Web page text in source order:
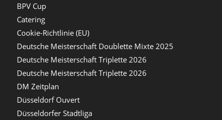
BPV Cup
Catering
Cookie-Richtlinie (EU)
Deutsche Meisterschaft Doublette Mixte 2025
Deutsche Meisterschaft Triplette 2026
Deutsche Meisterschaft Triplette 2026
DM Zeitplan
Düsseldorf Ouvert
Düsseldorfer Stadtliga